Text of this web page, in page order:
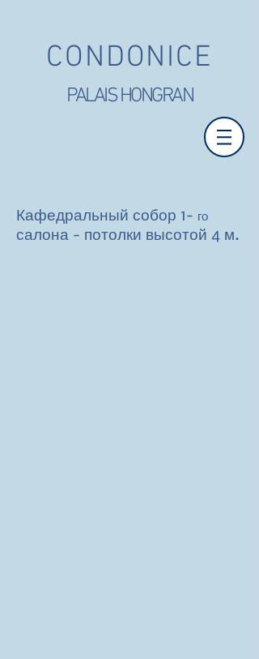
CONDONICE
PALAIS HONGRAN
Кафедральный собор 1- го
салона - потолки высотой 4 м.